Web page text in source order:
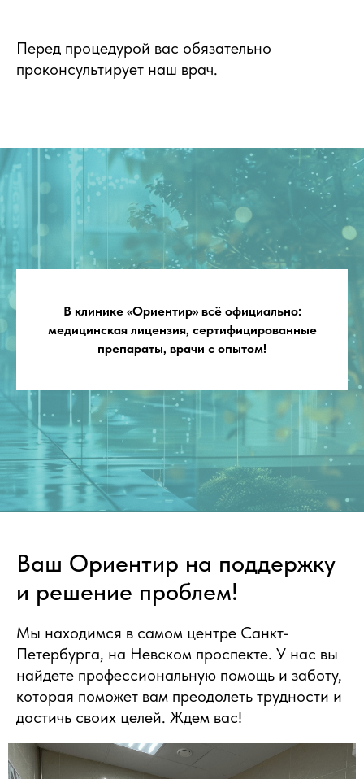
Перед процедурой вас обязательно
проконсультирует наш врач.
В клинике «Ориентир» всё официально:
медицинская лицензия, сертифицированные
препараты, врачи с опытом!
Ваш Ориентир на поддержку
и решение проблем!
Мы находимся в самом центре Санкт-
Петербурга, на Невском проспекте. У нас вы
найдете профессиональную помощь и заботу,
которая поможет вам преодолеть трудности и
достичь своих целей. Ждем вас!